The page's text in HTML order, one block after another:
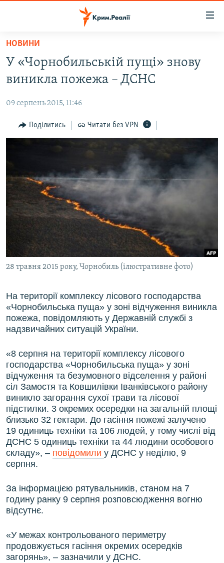
Перейти
основного
матеріалу
до
навігації
Перейти
ВОДА.КРИМ
ПОЛІТИКА
БЛОГИ
ВСЕ ЗА ДЕНЬ
СПЕЦПРОЕКТИ
ДЕПОРТАЦІЯ
ВІДЕОУРОКИ «ELIFBE»
СВІДЧЕННЯ ОКУПАЦІЇ
УКРАЇНСЬКА ПРОБЛЕМА КРИМУ
ЯК ОБІЙТИ БЛОКУВАННЯ
Русский
Qırımtatar
Усі сайти RFE/RL
НОВИНИ
У «Чорнобильській пущі» знову
виникла пожежа – ДСНС
09 серпень 2015, 11:46
Поділитись Читати без VPN
28 травня 2015 року, Чорнобиль (ілюстративне фото)
На території комплексу лісового господарства
«Чорнобильська пуща» у зоні відчуження виникла
пожежа, повідомляють у Державній службі з
надзвичайних ситуацій України.
«8 серпня на території комплексу лісового
господарства «Чорнобильська пуща» у зоні
відчуження та безумовного відселення у районі
сіл Замостя та Ковшилівки Іванківського району
виникло загорання сухої трави та лісової
підстилки. 3 окремих осередки на загальній площі
близько 32 гектари. До гасіння пожежі залучено
19 одиниць техніки та 106 людей, у тому числі від
ДСНС 5 одиниць техніки та 44 людини особового
складу», – повідомили у ДСНС у неділю, 9
серпня.
За інформацією рятувальників, станом на 7
годину ранку 9 серпня розповсюдження вогню
відсутнє.
«У межах контрольованого периметру
продовжується гасіння окремих осередків
загорянь», – зазначили у ДСНС.